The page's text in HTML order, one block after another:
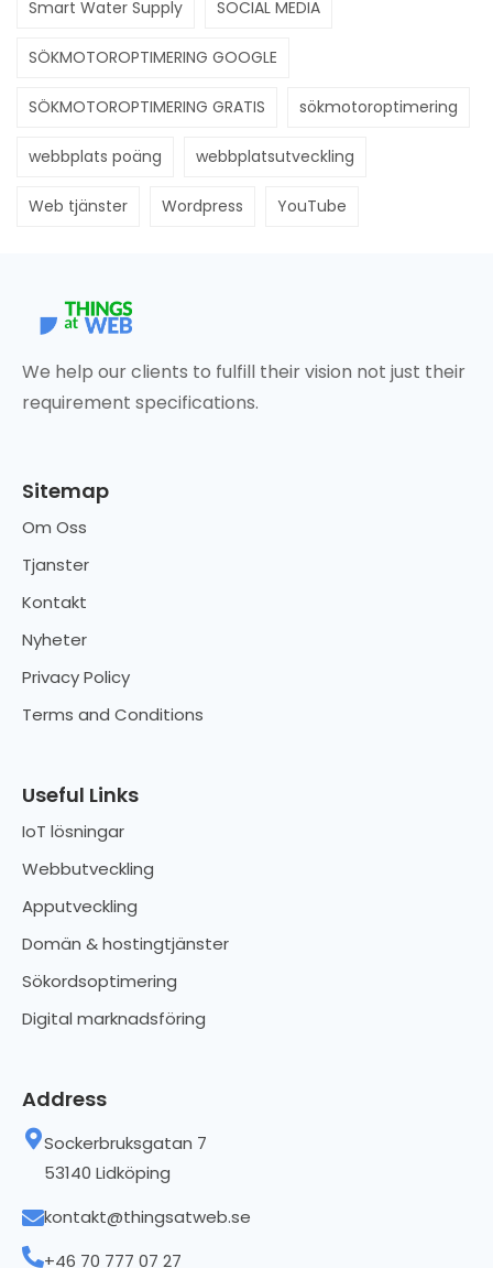
Smart Water Supply SOCIAL MEDIA
SÖKMOTOROPTIMERING GOOGLE
SÖKMOTOROPTIMERING GRATIS sökmotoroptimering
webbplats poäng webbplatsutveckling
Web tjänster Wordpress YouTube
We help our clients to fulfill their vision not just their
requirement specifications.
Sitemap
Om Oss
Tjanster
Kontakt
Nyheter
Privacy Policy
Terms and Conditions
Useful Links
IoT lösningar
Webbutveckling
Apputveckling
Domän & hostingtjänster
Sökordsoptimering
Digital marknadsföring
Address
Sockerbruksgatan 7
53140 Lidköping
kontakt@thingsatweb.se
+46 70 777 07 27